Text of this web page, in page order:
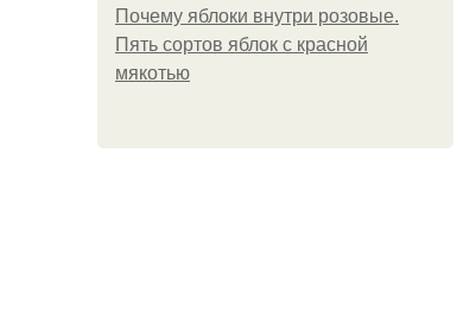
Почему яблоки внутри розовые.
Пять сортов яблок с красной
мякотью